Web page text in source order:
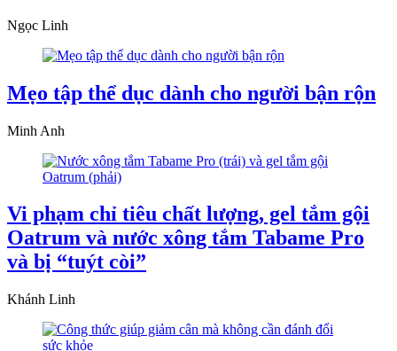
Ngọc Linh
Mẹo tập thể dục dành cho người bận rộn
Minh Anh
Vi phạm chỉ tiêu chất lượng, gel tắm gội
Oatrum và nước xông tắm Tabame Pro
và bị “tuýt còi”
Khánh Linh